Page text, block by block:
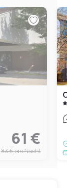
61 €
83 €pro Nacht